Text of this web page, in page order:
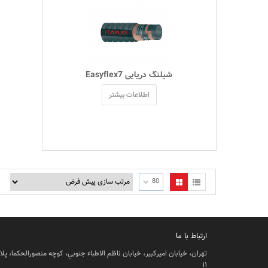
شیلنگ دریایی Easyflex7
اطلاعات بیشتر
80
ارتباط با ما
تهران، خيابان اميركبير، خيابان ناظم الاطباء جنوبي، كوچه منصورالحكما،
١١